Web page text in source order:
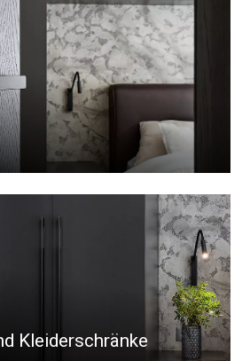
Kleiderschränke